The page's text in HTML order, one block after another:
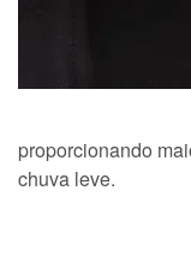
proporcionando
chuva leve.